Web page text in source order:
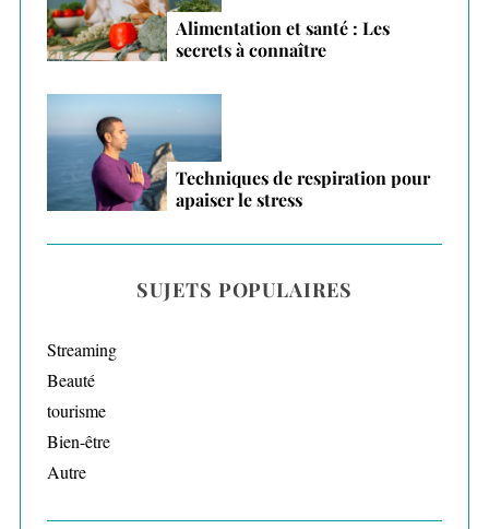
Alimentation et santé : Les
secrets à connaître
Techniques de respiration pour
apaiser le stress
SUJETS POPULAIRES
Streaming
Beauté
tourisme
Bien-être
Autre